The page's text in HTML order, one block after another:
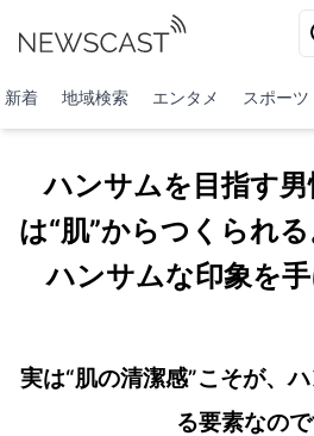
新着 地域検索 エンタメ スポーツ
ハンサムを目指す
は“肌”からつくられ
ハンサムな印象を
実は“肌の清潔感”こそが、
る要素なので